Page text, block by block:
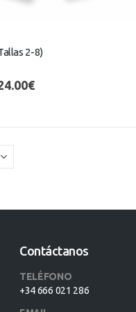
2-8)
€
Contáctanos
TELÉFONO
+34 666 021 286